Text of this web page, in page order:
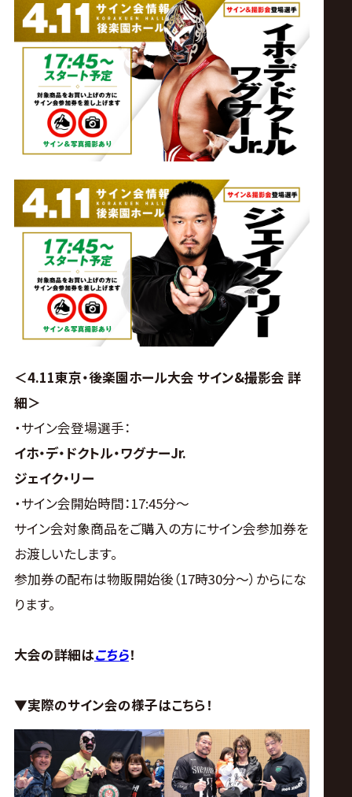
式
ト
＜4.11東京・後楽園ホール大会 サイン&撮影会 詳
細＞
・サイン会登場選手：
イホ・デ・ドクトル・ワグナーJr.
ジェイク・リー
・サイン会開始時間：17:45分～
サイン会対象商品をご購入の方にサイン会参加券を
お渡しいたします。
参加券の配布は物販開始後（17時30分～）からにな
ります。
大会の詳細はこちら！
▼実際のサイン会の様子はこちら！